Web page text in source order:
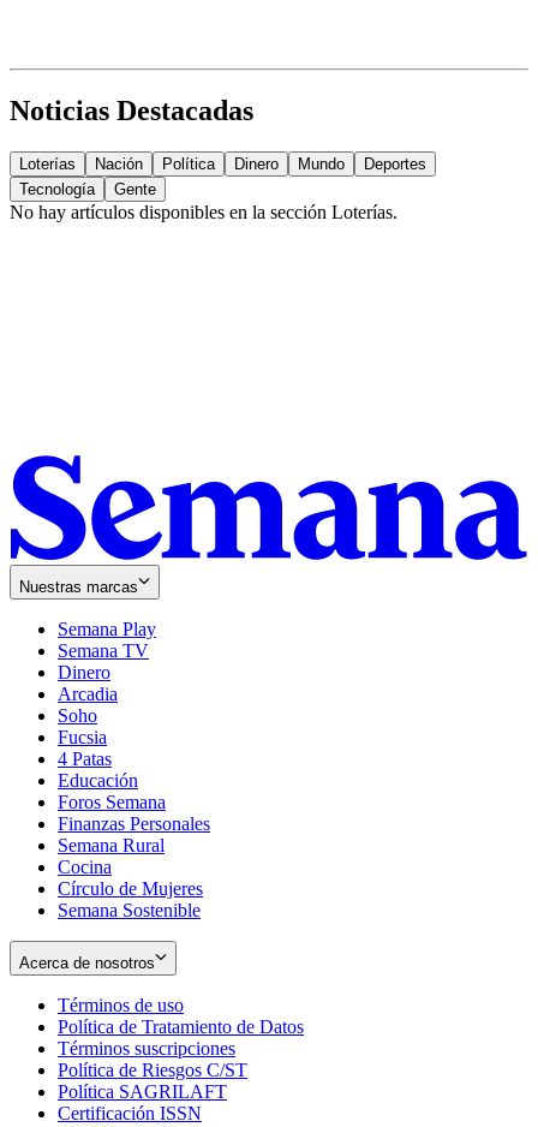
Noticias Destacadas
Loterías Nación Política Dinero Mundo
Deportes
Tecnología
Gente
No hay artículos disponibles en la sección Loterías.
Nuestras marcas
Semana Play
Semana TV
Dinero
Arcadia
Soho
in
new
window
Fucsia
in
new
window
4 Patas
Educación
Foros Semana
Finanzas Personales
Semana Rural
Cocina
Círculo de Mujeres
Semana Sostenible
Acerca de nosotros
Términos de uso
in
new
window
Política de Tratamiento de Datos
Términos suscripciones
in
Política de Riesgos C/ST
Política SAGRILAFT
Certificación ISSN